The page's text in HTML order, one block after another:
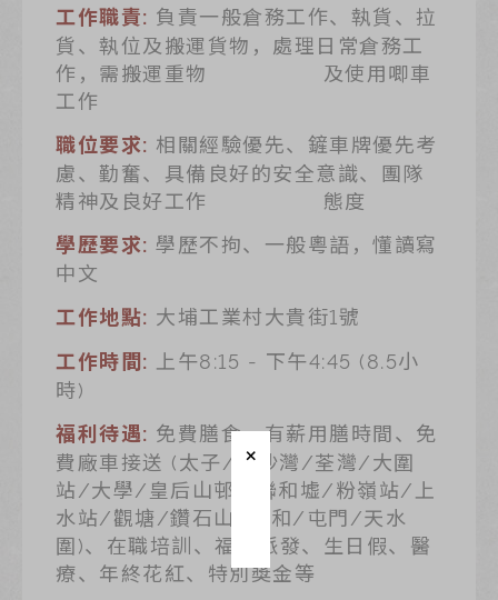
奇华网志
时令食品
茗茶系列
奇华LINE
FRIENDS礼盒
所有产品
工作職責: 負責一般倉務工作、執貨、拉
貨、執位及搬運貨物，處理日常倉務工
作，需搬運重物 及使用唧車
工作
職位要求: 相關經驗優先、鏟車牌優先考
慮、勤奮、具備良好的安全意識、團隊
精神及良好工作 態度
學歷要求: 學歷不拘、一般粵語，懂讀寫
中文
工作地點: 大埔工業村大貴街1號
工作時間: 上午8:15 - 下午4:45 (8.5小
時)
福利待遇: 免費膳食、有薪用膳時間、免
費廠車接送 (太子/長沙灣/荃灣/大圍
站/大學/皇后山邨/ 聯和墟/粉嶺站/上
水站/觀塘/鑽石山/太和/屯門/天水
圍)、在職培訓、福食派發、生日假、醫
療、年終花紅、特別獎金等